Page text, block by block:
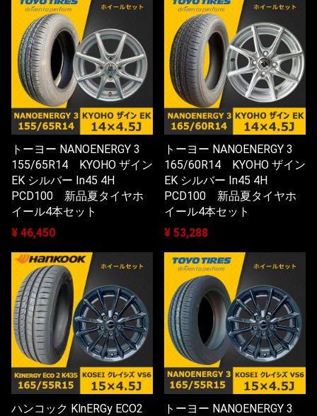
トーヨー NANOENERGY 3
155/65R14 KYOHO ザイン
EK シルバー In45 4H
PCD100 新品夏タイヤホ
イール4本セット
¥ 46,450
トーヨー NANOENERGY 3
165/60R14 KYOHO ザイン
EK シルバー In45 4H
PCD100 新品夏タイヤホ
イール4本セット
¥ 53,288
ハンコック KlnERGy ECO2
トーヨー NANOENERGY 3